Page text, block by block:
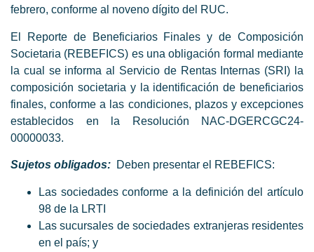
febrero, conforme al noveno dígito del RUC.
El Reporte de Beneficiarios Finales y de Composición
Societaria (REBEFICS) es una obligación formal mediante
la cual se informa al Servicio de Rentas Internas (SRI) la
composición societaria y la identificación de beneficiarios
finales, conforme a las condiciones, plazos y excepciones
establecidos en la Resolución NAC-DGERCGC24-
00000033.
Sujetos obligados: Deben presentar el REBEFICS:
Las sociedades conforme a la definición del artículo
98 de la LRTI
Las sucursales de sociedades extranjeras residentes
en el país; y